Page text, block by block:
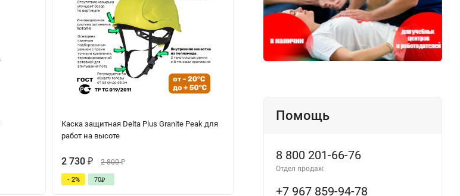
Каска защитная Delta Plus Granite Peak для
работ на высоте
2 730₽ 2 800₽
- 2% 70₽
Каска СОМЗ-55 Визион
Помощь
8 800 201-66-76
Отдел продаж
+7 967 859-94-78